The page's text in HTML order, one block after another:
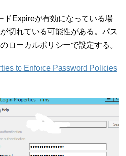
ドExpireが有効になっている場
切れている可能性がある。パス
ローカルポリシーで設定する。
to Enforce Password Policies